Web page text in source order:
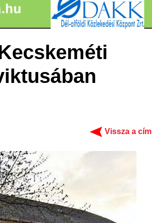
Vissza a